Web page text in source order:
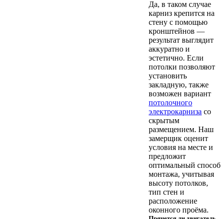
Да, в таком случае
карниз крепится на
стену с помощью
кронштейнов —
результат выглядит
аккуратно и
эстетично. Если
потолки позволяют
установить
закладную, также
возможен вариант
потолочного
электрокарниза со
скрытым
размещением. Наш
замерщик оценит
условия на месте и
предложит
оптимальный способ
монтажа, учитывая
высоту потолков,
тип стен и
расположение
оконного проёма.